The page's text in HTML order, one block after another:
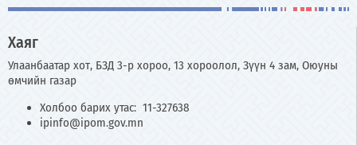
Хаяг
Улаанбаатар хот, БЗД 3-р хороо, 13 хороолол, Зүүн 4 зам, Оюуны
өмчийн газар
Холбоо барих утас: 11-327638
ipinfo@ipom.gov.mn